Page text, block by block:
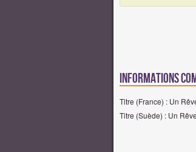
Informations
Titre (France) : Un
Titre (Suède) : Un